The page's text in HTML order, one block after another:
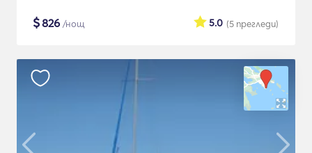
$826 /нощ (5 прегледи)
5.0